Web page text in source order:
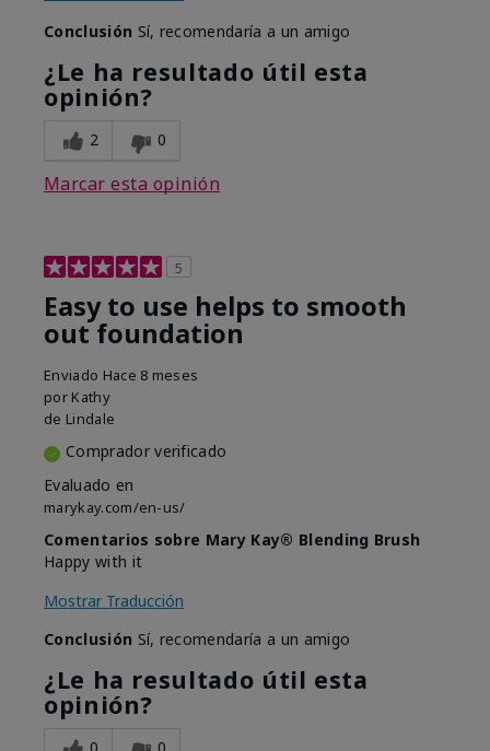
Conclusión Sí, recomendaría a un amigo
¿Le ha resultado útil esta
opinión?
2 0
Marcar esta opinión
5
Easy to use helps to smooth
out foundation
Enviado Hace 8 meses
por Kathy
de Lindale
Comprador verificado
Evaluado en
marykay.com/en-us/
Comentarios sobre Mary Kay® Blending Brush
Happy with it
Mostrar Traducción
Conclusión Sí, recomendaría a un amigo
¿Le ha resultado útil esta
opinión?